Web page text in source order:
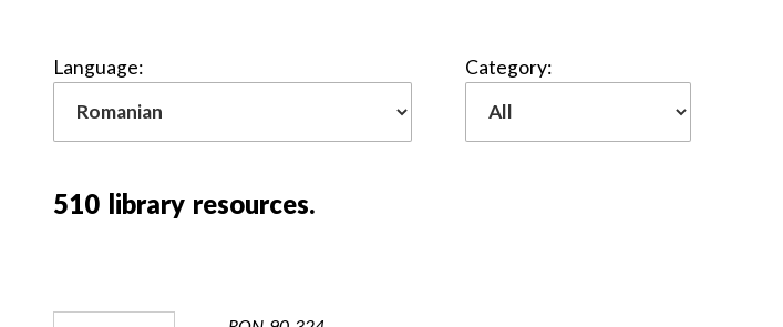
Language: Category:
510 library resources.